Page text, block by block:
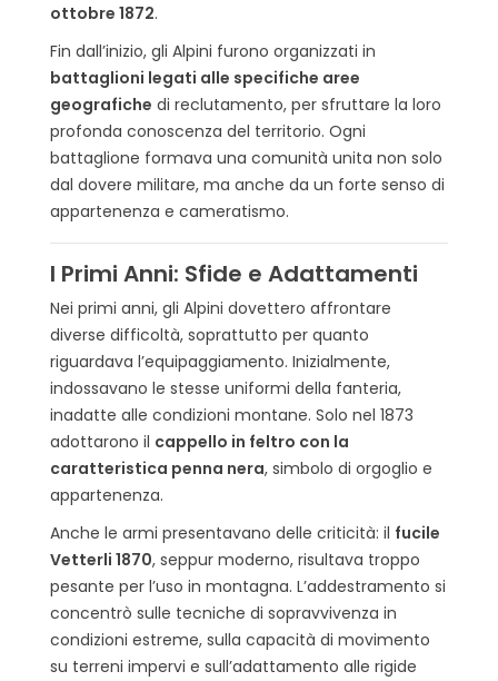
ottobre 1872.
Fin dall’inizio, gli Alpini furono organizzati in
battaglioni legati alle specifiche aree
geografiche di reclutamento, per sfruttare la loro
profonda conoscenza del territorio. Ogni
battaglione formava una comunità unita non solo
dal dovere militare, ma anche da un forte senso di
appartenenza e cameratismo.
I Primi Anni: Sfide e Adattamenti
Nei primi anni, gli Alpini dovettero affrontare
diverse difficoltà, soprattutto per quanto
riguardava l’equipaggiamento. Inizialmente,
indossavano le stesse uniformi della fanteria,
inadatte alle condizioni montane. Solo nel 1873
adottarono il cappello in feltro con la
caratteristica penna nera, simbolo di orgoglio e
appartenenza.
Anche le armi presentavano delle criticità: il fucile
Vetterli 1870, seppur moderno, risultava troppo
pesante per l’uso in montagna. L’addestramento si
concentrò sulle tecniche di sopravvivenza in
condizioni estreme, sulla capacità di movimento
su terreni impervi e sull’adattamento alle rigide